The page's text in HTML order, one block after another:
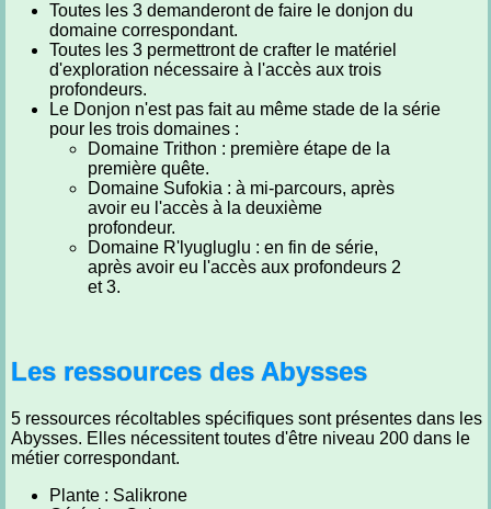
Toutes les 3 demanderont de faire le donjon du
domaine correspondant.
Toutes les 3 permettront de crafter le matériel
d'exploration nécessaire à l'accès aux trois
profondeurs.
Le Donjon n'est pas fait au même stade de la série
pour les trois domaines :
Domaine Trithon : première étape de la
première quête.
Domaine Sufokia : à mi-parcours, après
avoir eu l'accès à la deuxième
profondeur.
Domaine R'lyugluglu : en fin de série,
après avoir eu l'accès aux profondeurs 2
et 3.
Les ressources des Abysses
5 ressources récoltables spécifiques sont présentes dans les
Abysses. Elles nécessitent toutes d'être niveau 200 dans le
métier correspondant.
Plante : Salikrone